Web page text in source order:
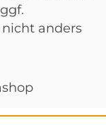
anders